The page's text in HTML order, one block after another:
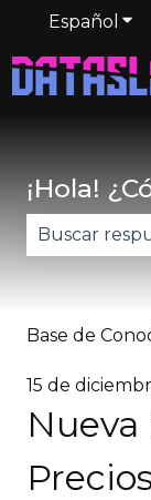
Español
¡Hola!
Base de
15 de